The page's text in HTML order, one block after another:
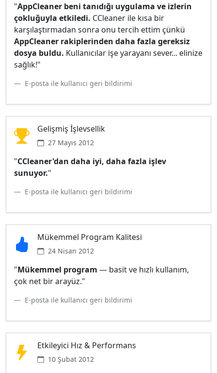
"AppCleaner beni tanıdığı uygulama ve izlerin
çokluğuyla etkiledi. CCleaner ile kısa bir
karşılaştırmadan sonra onu tercih ettim çünkü
AppCleaner rakiplerinden daha fazla gereksiz
dosya buldu. Kullanıcılar işe yarayanı sever... elinize
sağlık!"
E-posta ile kullanıcı geri bildirimi
Gelişmiş İşlevsellik
27 Mayıs 2012
"CCleaner'dan daha iyi, daha fazla işlev
sunuyor."
E-posta ile kullanıcı geri bildirimi
Mükemmel Program Kalitesi
24 Nisan 2012
"Mükemmel program — basit ve hızlı kullanım,
çok net bir arayüz."
E-posta ile kullanıcı geri bildirimi
Etkileyici Hız & Performans
10 Şubat 2012